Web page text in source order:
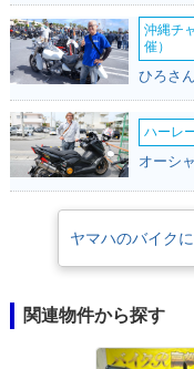
沖縄チ
催）
ひろさ
ハーレ
オーシ
ヤマハのバイク
関連物件から探す